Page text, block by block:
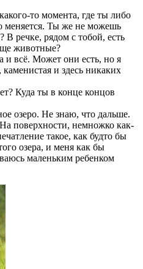
то момента, где ты либо
меняется. Ты же не можешь
В речке, рядом с тобой, есть
животные?
и всё. Может они есть, но я
и здесь никаких
Куда ты в конце концов
озеро. Не знаю, что дальше.
поверхности, немножко как-
такое, как будто бы
озера, и меня как бы
маленьким ребенком